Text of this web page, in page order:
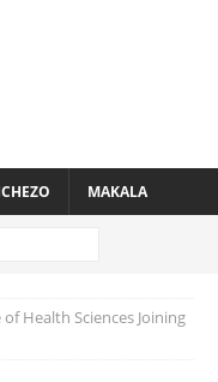
MAKALA
of Health Sciences Joining